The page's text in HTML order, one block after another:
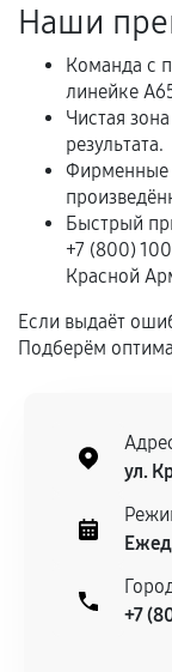
третьих
срока.
Если
соблюдены
дефектов.
центром.
Наши
Команда с
линейке
Чистая
результата.
Фирменные
Быстрый
+7 (800)
Красной
Если выдаёт
Подберём
ул.
+7